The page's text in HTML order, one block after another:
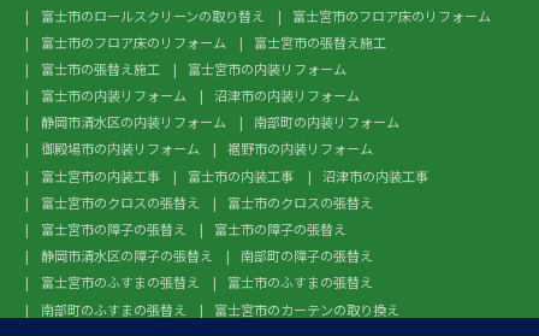
富士市のロールスクリーンの取り替え
富士宮市のフロア床のリフォーム
富士市のフロア床のリフォーム
富士宮市の張替え施工
富士市の張替え施工
富士宮市の内装リフォーム
富士市の内装リフォーム
沼津市の内装リフォーム
静岡市清水区の内装リフォーム
南部町の内装リフォーム
御殿場市の内装リフォーム
裾野市の内装リフォーム
富士宮市の内装工事
富士市の内装工事
沼津市の内装工事
富士宮市のクロスの張替え
富士市のクロスの張替え
富士宮市の障子の張替え
富士市の障子の張替え
静岡市清水区の障子の張替え
南部町の障子の張替え
富士宮市のふすまの張替え
富士市のふすまの張替え
南部町のふすまの張替え
富士宮市のカーテンの取り換え